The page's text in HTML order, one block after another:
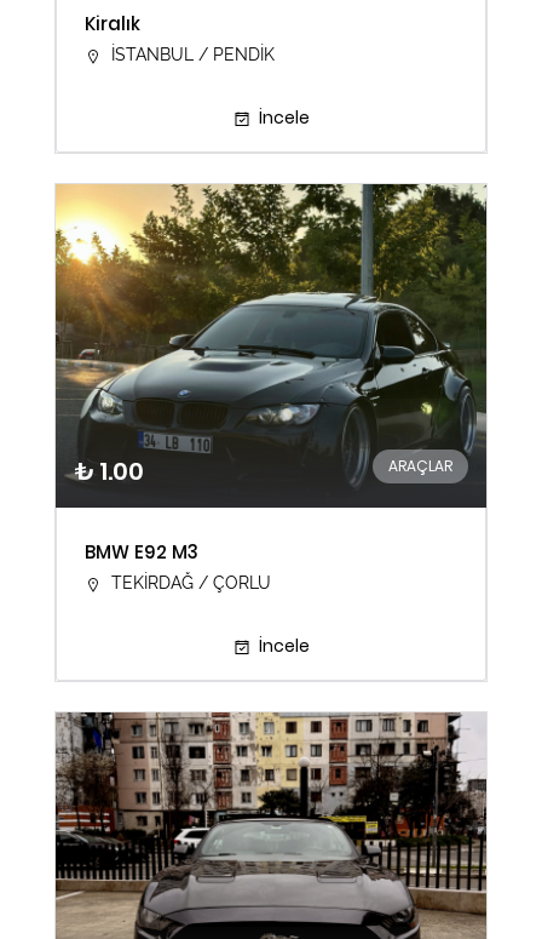
Kiralık
İSTANBUL / PENDİK
İncele
₺ 1.00 ARAÇLAR
BMW E92 M3
TEKİRDAĞ / ÇORLU
İncele